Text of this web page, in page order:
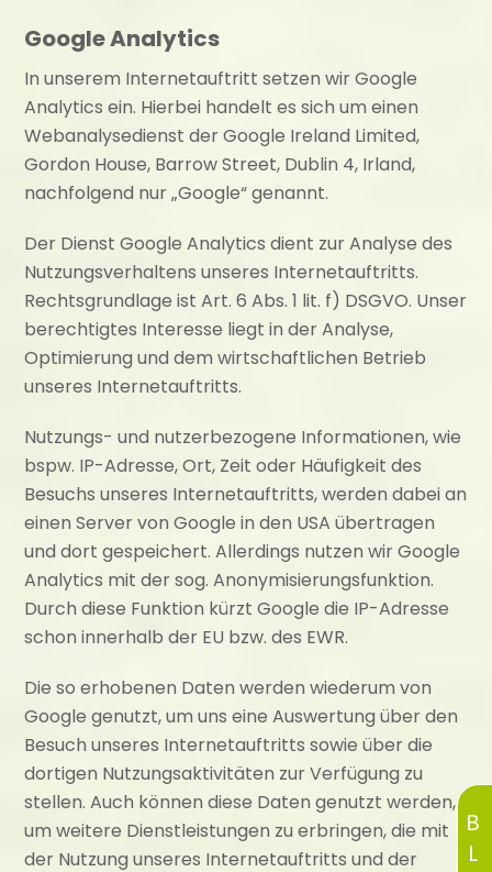
Google Analytics
In unserem Internetauftritt setzen wir Google
Analytics ein. Hierbei handelt es sich um einen
Webanalysedienst der Google Ireland Limited,
Gordon House, Barrow Street, Dublin 4, Irland,
nachfolgend nur „Google“ genannt.
Der Dienst Google Analytics dient zur Analyse des
Nutzungsverhaltens unseres Internetauftritts.
Rechtsgrundlage ist Art. 6 Abs. 1 lit. f) DSGVO. Unser
berechtigtes Interesse liegt in der Analyse,
Optimierung und dem wirtschaftlichen Betrieb
unseres Internetauftritts.
Nutzungs- und nutzerbezogene Informationen, wie
bspw. IP-Adresse, Ort, Zeit oder Häufigkeit des
Besuchs unseres Internetauftritts, werden dabei an
einen Server von Google in den USA übertragen
und dort gespeichert. Allerdings nutzen wir Google
Analytics mit der sog. Anonymisierungsfunktion.
Durch diese Funktion kürzt Google die IP-Adresse
schon innerhalb der EU bzw. des EWR.
Die so erhobenen Daten werden wiederum von
Google genutzt, um uns eine Auswertung über den
Besuch unseres Internetauftritts sowie über die
dortigen Nutzungsaktivitäten zur Verfügung zu
stellen. Auch können diese Daten genutzt werden,
um weitere Dienstleistungen zu erbringen, die mit
der Nutzung unseres Internetauftritts und der